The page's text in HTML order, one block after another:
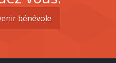
bénévole